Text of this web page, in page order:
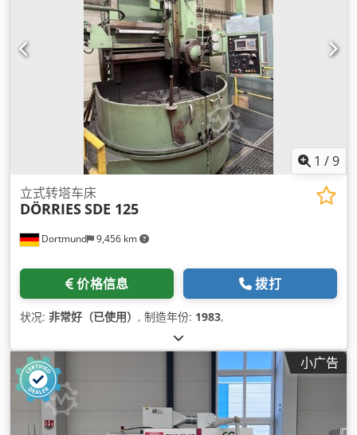
1 /9
Dortmund 9,456 km
立式转塔车床
DÖRRIESSDE 125
价格信息 拨打
状况: 非常好（已使用） , 制造年份: 1983,
小广告